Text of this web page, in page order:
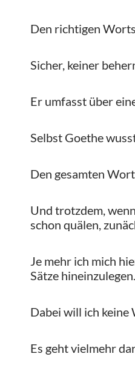
Den richtigen
Sicher, keiner
Er umfasst über
Selbst Goethe
Den gesamten
Und trotzdem,
schon quälen,
Je mehr ich mich
Sätze hineinzulegen.
Dabei will ich keine
Es geht vielmehr